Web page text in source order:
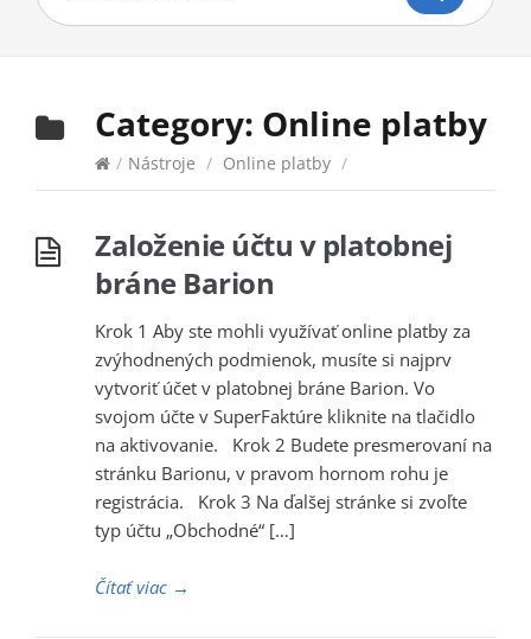
Category: Online platby
/ Nástroje / Online platby /
Založenie účtu v platobnej
bráne Barion
Krok 1 Aby ste mohli využívať online platby za
zvýhodnených podmienok, musíte si najprv
vytvoriť účet v platobnej bráne Barion. Vo
svojom účte v SuperFaktúre kliknite na tlačidlo
na aktivovanie. Krok 2 Budete presmerovaní na
stránku Barionu, v pravom hornom rohu je
registrácia. Krok 3 Na ďalšej stránke si zvoľte
typ účtu „Obchodné“ […]
Čítať viac →